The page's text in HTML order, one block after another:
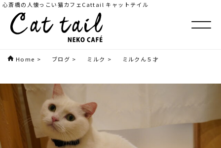
心斎橋の人懐っこい猫カフェCattail キャットテイル
Home > ブログ > ミルク > ミルクん５才